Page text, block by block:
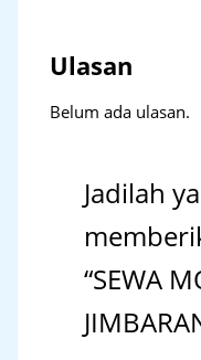
Ulasan
Belum ada ulasan.
Jadilah
“SEWA